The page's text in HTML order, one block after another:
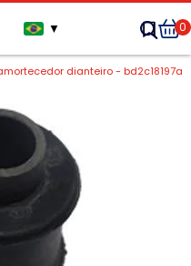
▼ 0
dianteiro - bd2c18197a